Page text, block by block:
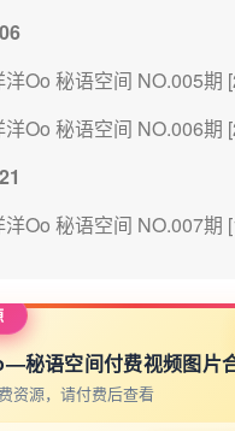
Oo 秘语空间 NO.005期
Oo 秘语空间 NO.006期
Oo 秘语空间 NO.007期
资源，请付费后查看